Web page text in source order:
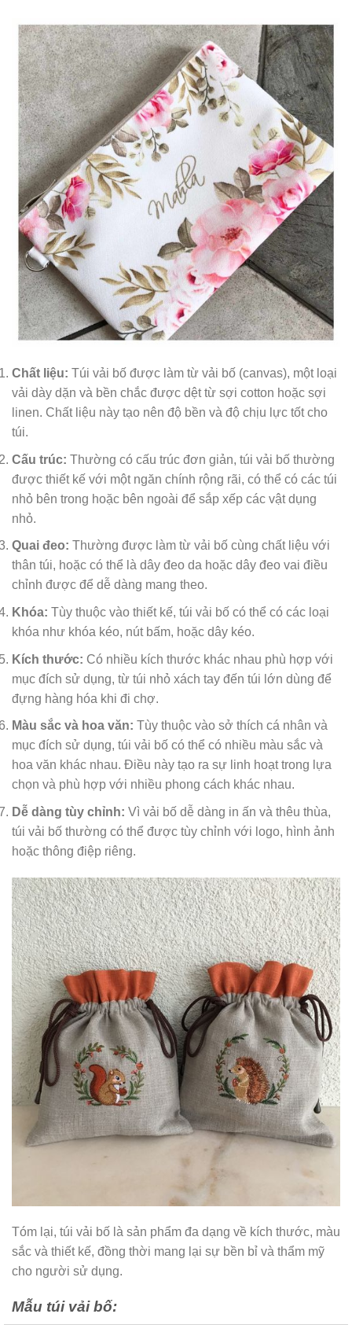
Chất liệu: Túi vải bố được làm từ vải bố (canvas), một loại
vải dày dặn và bền chắc được dệt từ sợi cotton hoặc sợi
linen. Chất liệu này tạo nên độ bền và độ chịu lực tốt cho
túi.
Cấu trúc: Thường có cấu trúc đơn giản, túi vải bố thường
được thiết kế với một ngăn chính rộng rãi, có thể có các túi
nhỏ bên trong hoặc bên ngoài để sắp xếp các vật dụng
nhỏ.
Quai đeo: Thường được làm từ vải bố cùng chất liệu với
thân túi, hoặc có thể là dây đeo da hoặc dây đeo vai điều
chỉnh được để dễ dàng mang theo.
Khóa: Tùy thuộc vào thiết kế, túi vải bố có thể có các loại
khóa như khóa kéo, nút bấm, hoặc dây kéo.
Kích thước: Có nhiều kích thước khác nhau phù hợp với
mục đích sử dụng, từ túi nhỏ xách tay đến túi lớn dùng để
đựng hàng hóa khi đi chợ.
Màu sắc và hoa văn: Tùy thuộc vào sở thích cá nhân và
mục đích sử dụng, túi vải bố có thể có nhiều màu sắc và
hoa văn khác nhau. Điều này tạo ra sự linh hoạt trong lựa
chọn và phù hợp với nhiều phong cách khác nhau.
Dễ dàng tùy chỉnh: Vì vải bố dễ dàng in ấn và thêu thùa,
túi vải bố thường có thể được tùy chỉnh với logo, hình ảnh
hoặc thông điệp riêng.
Tóm lại, túi vải bố là sản phẩm đa dạng về kích thước, màu
sắc và thiết kế, đồng thời mang lại sự bền bỉ và thẩm mỹ
cho người sử dụng.
Mẫu túi vải bố: